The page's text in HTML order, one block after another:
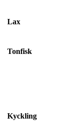
Lax
Tonfisk
Kyckling